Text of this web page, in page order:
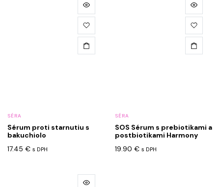
SÉRA
Sérum proti starnutiu s
bakuchiolo
17.45 € s DPH
SÉRA
SOS Sérum s prebiotikami a
postbiotikami Harmony
19.90 € s DPH